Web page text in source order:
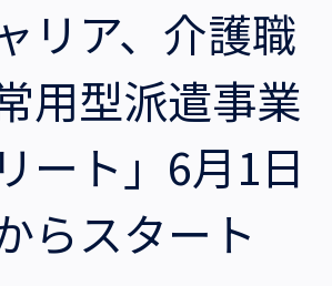
リア、介護職
用型派遣事業
ート」6月1日
らスタート